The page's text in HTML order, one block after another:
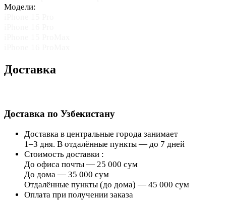
Модели:
Доставка
Доставка по Узбекистану
Доставка в центральные города занимает
1–3 дня. В отдалённые пункты — до 7 дней
Стоимость доставки :
До офиса почты — 25 000 сум
До дома — 35 000 сум
Отдалённые пункты (до дома) — 45 000 сум
Оплата при получении заказа